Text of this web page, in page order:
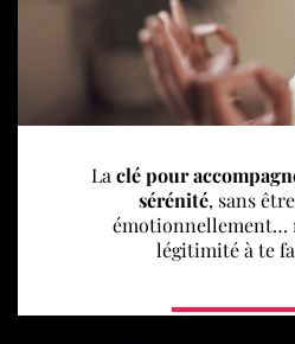
La clé pour
sérénité, sans
émotionnellement…
légitimité à te